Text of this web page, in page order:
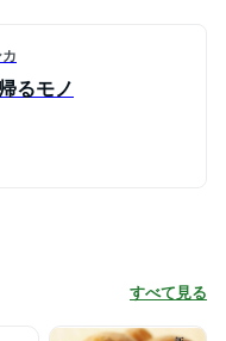
るモノ
すべて見る